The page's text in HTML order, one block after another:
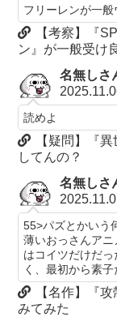
フリーレンが一
【考察】『
ン』が一般受け
名無しさ
読めよ
【疑問】『
してんの？
名無しさ
55>パズとかいう
薄いおっさんア
はコイツだけだ
く、最初から素
【名作】『
みてみた